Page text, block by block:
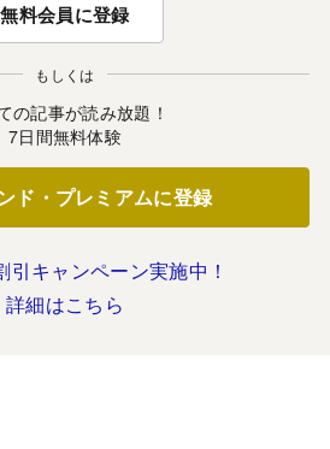
無料会員に登録
もしくは
の記事が読み放題！
7日間無料体験
ド・プレミアムに登録
引キャンペーン実施中！
詳細はこちら